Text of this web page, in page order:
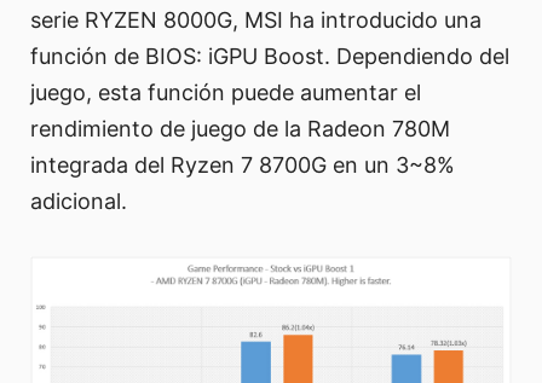
serie RYZEN 8000G, MSI ha introducido una
función de BIOS: iGPU Boost. Dependiendo del
juego, esta función puede aumentar el
rendimiento de juego de la Radeon 780M
integrada del Ryzen 7 8700G en un 3~8%
adicional.